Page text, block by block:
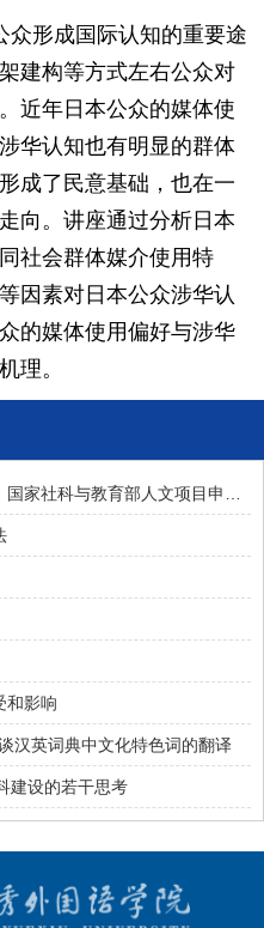
众形成国际认知的重要途
建构等方式左右公众对
近年日本公众的媒体使
华认知也有明显的群体
成了民意基础，也在一
向。讲座通过分析日本
社会群体媒介使用特
因素对日本公众涉华认
的媒体使用偏好与涉华
理。
讲座26040：守己所长，问道国研：国家社科与教育部人文项目申报探析
和影响
汉英词典中文化特色词的翻译
建设的若干思考